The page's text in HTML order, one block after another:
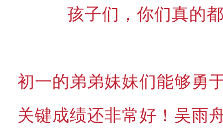
孩子们，你们真的
初一的弟弟妹妹们能够勇
关键成绩还非常好！吴雨